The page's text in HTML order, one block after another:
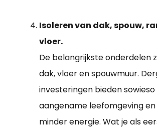
Isoleren van dak, spouw,
vloer.
De belangrijkste onderdelen
dak, vloer en spouwmuur.
investeringen bieden
aangename leefomgeving
minder energie. Wat je als